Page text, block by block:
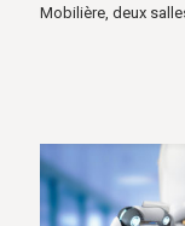
Mobilière, deux